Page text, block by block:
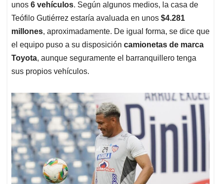
unos 6 vehículos. Según algunos medios, la casa de
Teófilo Gutiérrez estaría avaluada en unos $4.281
millones, aproximadamente. De igual forma, se dice que
el equipo puso a su disposición camionetas de marca
Toyota, aunque seguramente el barranquillero tenga
sus propios vehículos.